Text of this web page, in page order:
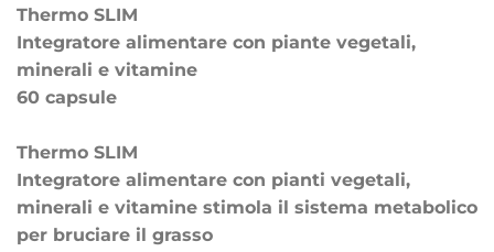
Thermo SLIM
Integratore alimentare con piante vegetali,
minerali e vitamine
60 capsule
Thermo SLIM
Integratore alimentare con pianti vegetali,
minerali e vitamine stimola il sistema metabolico
per bruciare il grasso